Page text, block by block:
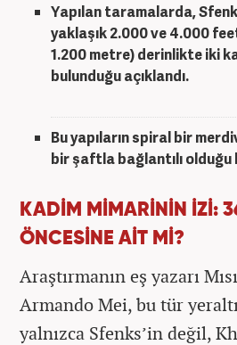
Yapılan taramalarda,
yaklaşık 2.000 ve 4.000
1.200 metre) derinlikte iki
bulunduğu açıklandı.
Bu yapıların spiral bir
bir şaftla bağlantılı
KADİM MİMARİNİN İZİ:
ÖNCESİNE AİT Mİ?
Araştırmanın eş yazarı
Armando Mei, bu tür
yalnızca Sfenks’in değil,